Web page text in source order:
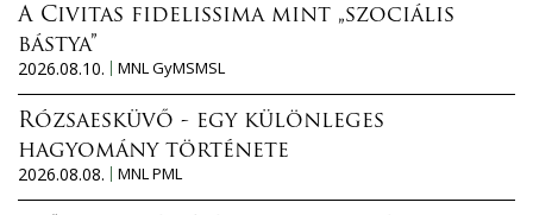
A Civitas fidelissima mint „szociális
bástya”
2026.08.10.
MNL GyMSMSL
Rózsaesküvő - egy különleges
hagyomány története
2026.08.08.
MNL PML